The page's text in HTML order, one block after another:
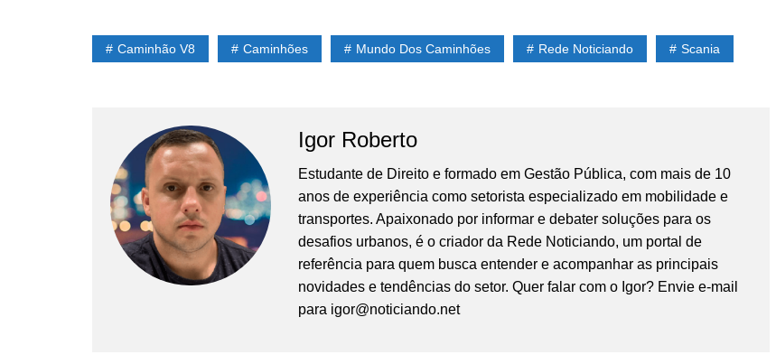
Caminhão V8 Caminhões Mundo Dos Caminhões Rede Noticiando Scania
Igor Roberto
Estudante de Direito e formado em Gestão Pública, com mais de 10
anos de experiência como setorista especializado em mobilidade e
transportes. Apaixonado por informar e debater soluções para os
desafios urbanos, é o criador da Rede Noticiando, um portal de
referência para quem busca entender e acompanhar as principais
novidades e tendências do setor. Quer falar com o Igor? Envie e-mail
para igor@noticiando.net